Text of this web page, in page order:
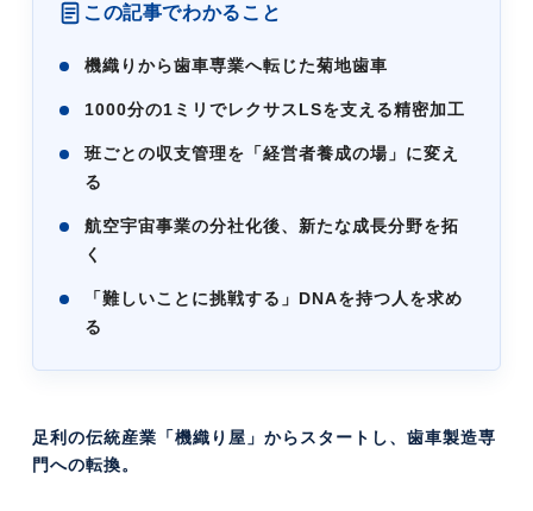
この記事でわかること
機織りから歯車専業へ転じた菊地歯車
1000分の1ミリでレクサスLSを支える精密加工
班ごとの収支管理を「経営者養成の場」に変え
る
航空宇宙事業の分社化後、新たな成長分野を拓
く
「難しいことに挑戦する」DNAを持つ人を求め
る
足利の伝統産業「機織り屋」からスタートし、歯車製造専
門への転換。